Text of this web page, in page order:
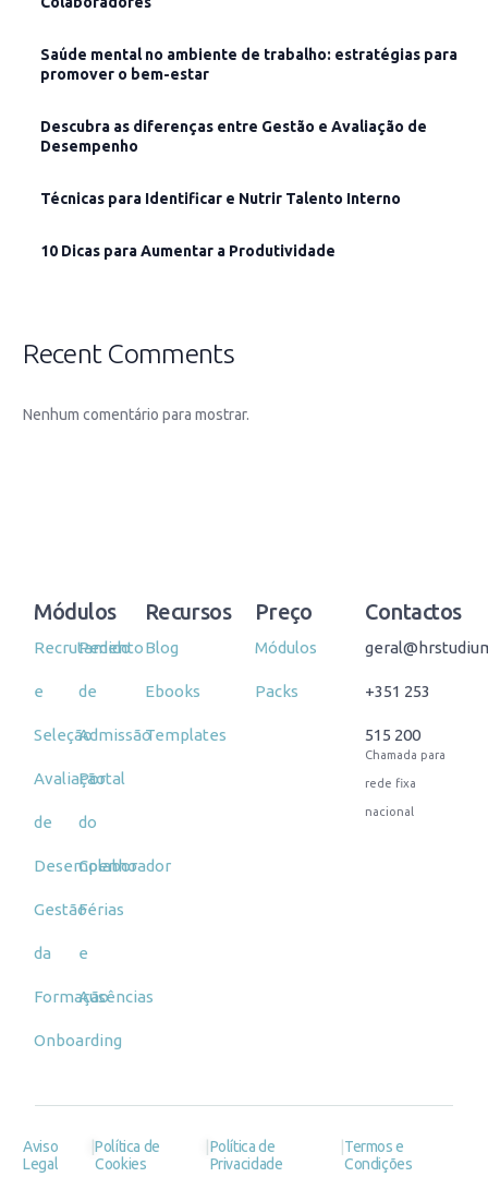
Saúde mental no ambiente de trabalho: estratégias para
promover o bem-estar
Descubra as diferenças entre Gestão e Avaliação de
Desempenho
Técnicas para Identificar e Nutrir Talento Interno
10 Dicas para Aumentar a Produtividade
Recent Comments
Nenhum comentário para mostrar.
Módulos
Recrutamento
e
Seleção
Avaliação
de
Desempenho
Gestão
da
Formação
Onboarding
Pedido
de
Admissão
Portal
do
Colaborador
Férias
e
Ausências
Recursos
Blog
Ebooks
Templates
Preço
Módulos
Packs
Contactos
+351 253
515 200
Chamada para
rede fixa
nacional
Aviso
Legal
|Política de
Cookies
Política de
Privacidade
Termos e
Condições